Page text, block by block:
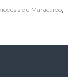
de Maracaibo,